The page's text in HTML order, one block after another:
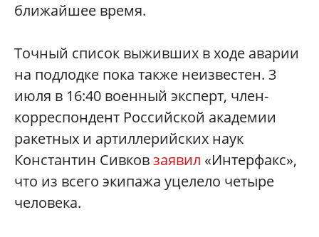
ближайшее время.
Точный список выживших в ходе аварии
на подлодке пока также неизвестен. 3
июля в 16:40 военный эксперт, член-
корреспондент Российской академии
ракетных и артиллерийских наук
Константин Сивковзаявил «Интерфакс»,
что из всего экипажа уцелело четыре
человека.